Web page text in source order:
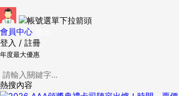
會員中心
登入 / 註冊
年度最大優惠
熱搜內容